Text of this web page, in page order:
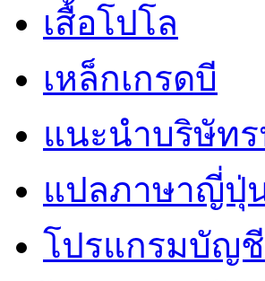
เสื้อโปโล
เหล็กเกรดบี
แนะนำบริษัท
แปลภาษาญี่ปุ่
โปรแกรมบัญชี